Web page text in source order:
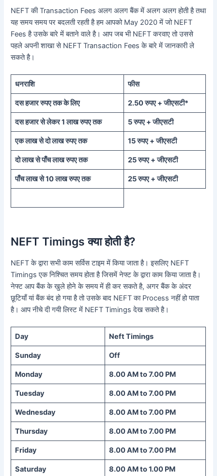
NEFT की Transaction Fees अलग अलग बैंक में अलग अलग होती है तथा
यह समय समय पर बदलती रहती है हम आपको May 2020 में जो NEFT
Fees है उसके बारे में बताने वाले है। आप जब भी NEFT करवाए तो उससे
पहले अपनी शाखा से NEFT Transaction Fees के बारे में जानकारी ले
सकते है।
धनराशि फीस
दस हजार रुपए तक के लिए 2.50 रुपए + जीएसटी*
दस हजार से लेकर 1 लाख रुपए तक 5 रुपए + जीएसटी
एक लाख से दो लाख रुपए तक 15 रुपए + जीएसटी
दो लाख से पाँच लाख रुपए तक 25 रुपए + जीएसटी
पाँच लाख से 10 लाख रुपए तक 25 रुपए + जीएसटी
NEFT Timings क्या होती है?
NEFT के द्वारा सभी काम सर्विस टाइम में किया जाता है। इसलिए NEFT
Timings एक निश्चित समय होता है जिसमें नेफ्ट के द्वारा काम किया जाता है।
नेफ्ट आप बैंक के खुले होने के समय में ही कर सकते है, अगर बैंक के अंदर
छूटियाँ यां बैंक बंद हो गया है तो उसके बाद NEFT का Process नहीं हो पाता
है। आप नीचे दी गयी लिस्ट में NEFT Timings देख सकते है।
Day Neft Timings
Sunday Off
Monday 8.00 AM to 7.00 PM
Tuesday 8.00 AM to 7.00 PM
Wednesday 8.00 AM to 7.00 PM
Thursday 8.00 AM to 7.00 PM
Friday 8.00 AM to 7.00 PM
Saturday 8.00 AM to 1.00 PM